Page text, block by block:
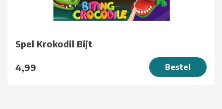
Spel Krokodil Bijt
4,99 Bestel